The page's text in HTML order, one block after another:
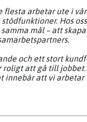
flesta arbetar ute i
Hos
mål – att
och ett stort
att gå till
innebär att vi